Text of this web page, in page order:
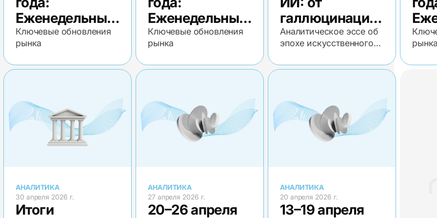
Еженедельный
экономический
обзор
Ключевые обновления
рынка
Еженедельный
экономический
обзор
Ключевые обновления
рынка
галлюцинаций
до агентов
Аналитическое эссе об
эпохе искусственного
АНАЛИТИКА
30 апреля 2026 г.
Итоги
АНАЛИТИКА
27 апреля 2026 г.
20–26 апреля
АНАЛИТИКА
20 апреля 2026 г.
13–19 апреля